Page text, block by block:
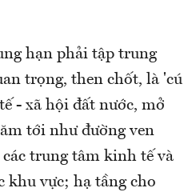
hạn phải tập trung
trọng, then chốt, là 'cú
- xã hội đất nước, mở
tới như đường ven
trung tâm kinh tế và
khu vực; hạ tầng cho